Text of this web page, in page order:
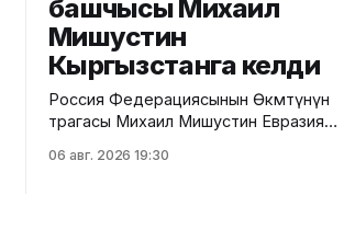
башчысы Михаил
Мишустин
Кыргызстанга келди
Россия Федерациясынын Өкмөтүнүн
төрагасы Михаил Мишустин Евразия
жыйынына катышуу үчүн Кыргызстанга
06 авг. 2026 19:30